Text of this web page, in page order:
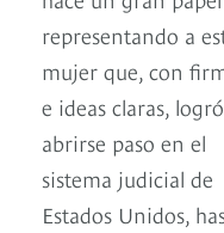
representando a
mujer que, con
e ideas claras, logró
abrirse paso en el
sistema judicial de
Estados Unidos,